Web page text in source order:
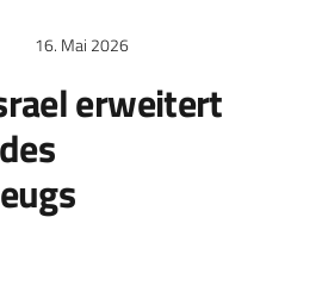
16. Mai 2026
erweitert